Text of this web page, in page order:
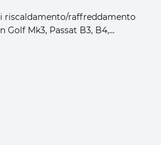
riscaldamento/raffreddamento
Golf Mk3, Passat B3, B4,...